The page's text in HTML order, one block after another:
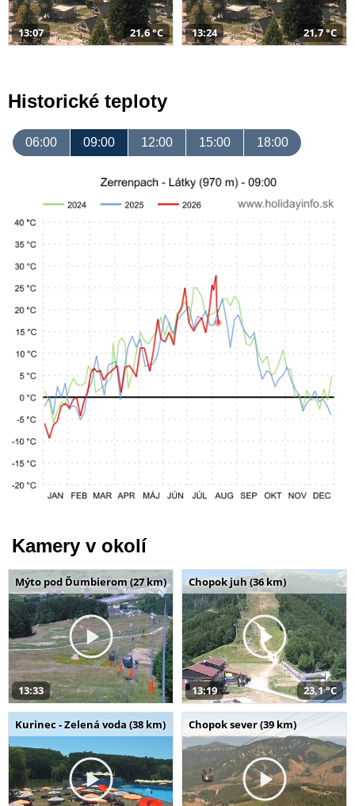
13:07 21,6 °C 13:24 21,7 °C
Historické teploty
06:00 09:00 12:00 15:00 18:00
Kamery v okolí
Mýto pod Ďumbierom (27 km)
13:33
Chopok juh (36 km)
13:19 23,1 °C
Kurinec - Zelená voda (38 km) Chopok sever (39 km)